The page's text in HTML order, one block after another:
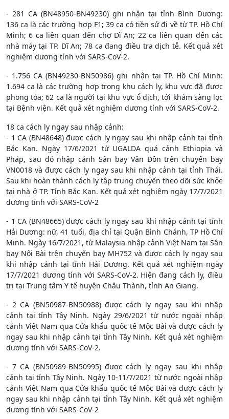
- 281 CA (BN48950-BN49230) ghi nhận tại tỉnh Bình Dương:
136 ca là các trường hợp F1; 39 ca có tiền sử đi về từ TP. Hồ Chí
Minh; 6 ca liên quan đến chợ Dĩ An; 22 ca liên quan đến các
nhà máy tại TP. Dĩ An; 78 ca đang điều tra dịch tễ. Kết quả xét
nghiệm dương tính với SARS-CoV-2.
- 1.756 CA (BN49230-BN50986) ghi nhận tại TP. Hồ Chí Minh:
1.694 ca là các trường hợp trong khu cách ly, khu vực đã được
phong tỏa; 62 ca là người tại khu vực ổ dịch, tới khám sàng lọc
tại Bệnh viện. Kết quả xét nghiệm dương tính với SARS-CoV-2.
18 ca cách ly ngay sau nhập cảnh:
- 1 CA (BN48648) được cách ly ngay sau khi nhập cảnh tại tỉnh
Bắc Kạn. Ngày 17/6/2021 từ UGALDA quá cảnh Ethiopia và
Pháp, sau đó nhập cảnh Sân bay Vân Đồn trên chuyến bay
VN0018 và được cách ly ngay sau khi nhập cảnh tại tỉnh Thái.
Sau khi hoàn thành cách ly tập trung chuyển theo dõi sức khỏe
tại nhà ở TP. Tỉnh Bắc Kạn. Kết quả xét nghiệm ngày 17/7/2021
dương tính với SARS-CoV-2
- 1 CA (BN48665) được cách ly ngay sau khi nhập cảnh tại tỉnh
Hải Dương: nữ, 41 tuổi, địa chỉ tại Quận Bình Chánh, TP Hồ Chí
Minh. Ngày 16/7/2021, từ Malaysia nhập cảnh Việt Nam tại Sân
bay Nội Bài trên chuyến bay MH752 và được cách ly ngay sau
khi nhập cảnh tại tỉnh Hải Dương. Kết quả xét nghiệm ngày
17/7/2021 dương tính với SARS-CoV-2. Hiện đang cách ly, điều
trị tại Trung tâm Y tế huyện Châu Thành, tỉnh An Giang.
- 2 CA (BN50987-BN50988) được cách ly ngay sau khi nhập
cảnh tại tỉnh Tây Ninh. Ngày 29/6/2021 từ nước ngoài nhập
cảnh Việt Nam qua Cửa khẩu quốc tế Mộc Bài và được cách ly
ngay sau khi nhập cảnh tại tỉnh Tây Ninh. Kết quả xét nghiệm
dương tính với SARS-CoV-2.
- 7 CA (BN50989-BN50995) được cách ly ngay sau khi nhập
cảnh tại tỉnh Tây Ninh. Ngày 10-11/7/2021 từ nước ngoài nhập
cảnh Việt Nam qua Cửa khẩu quốc tế Mộc Bài và được cách ly
ngay sau khi nhập cảnh tại tỉnh Tây Ninh. Kết quả xét nghiệm
dương tính với SARS-CoV-2